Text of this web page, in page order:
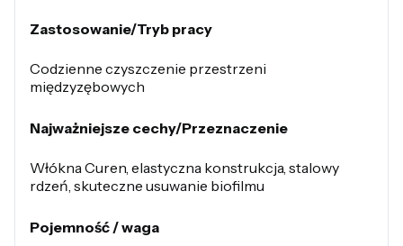
Zastosowanie/Tryb pracy
Codzienne czyszczenie przestrzeni
międzyzębowych
Najważniejsze cechy/Przeznaczenie
Włókna Curen, elastyczna konstrukcja, stalowy
rdzeń, skuteczne usuwanie biofilmu
Pojemność / waga